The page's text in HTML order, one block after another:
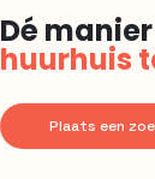
Dé
huurhuis
Plaats een